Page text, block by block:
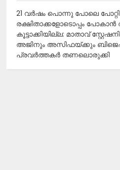
21 വർഷം പൊന്നു പോലെ
രക്ഷിതാക്കളോടൊപ്പം
കൂട്ടാക്കിയില്ല: മാതാവ്
അജിനും അസിഫയ്ക്കും
പ്രവർത്തകർ തണലൊരുക്കി